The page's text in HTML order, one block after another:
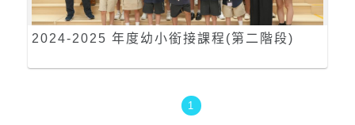
2024-2025 年度幼小銜接課程(第二階段)
1